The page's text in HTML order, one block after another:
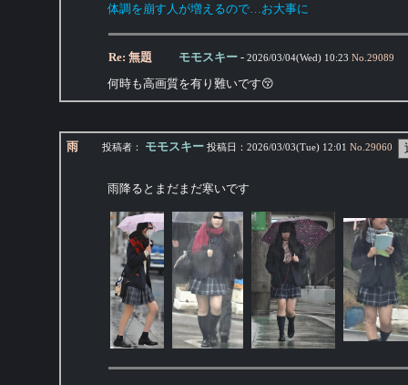
体調を崩す人が増えるので…お大事に
Re: 無題 モモスキー - 2026/03/04(Wed) 10:23 No. 29089
何時も高画質を有り難いです😚
雨 投稿者： モモスキー 投稿日： 2026/03/03(Tue) 12:01 No. 29060
雨降るとまだまだ寒いです